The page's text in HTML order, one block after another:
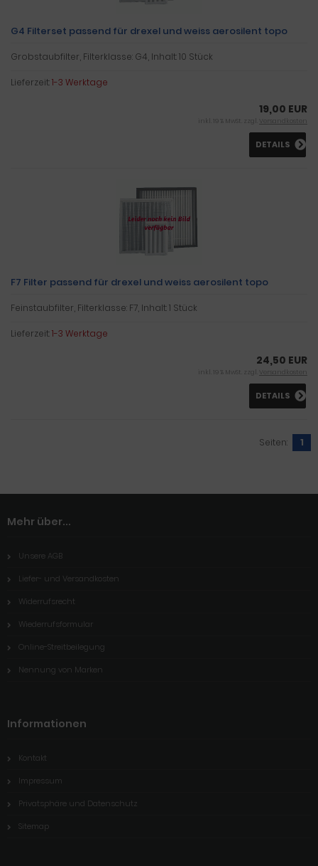
G4 Filterset passend für drexel und weiss aerosilent topo
Grobstaubfilter, Filterklasse: G4, Inhalt: 10 Stück
Lieferzeit:1-3 Werktage
19,00 EUR
inkl. 19 % MwSt. zzgl. Versandkosten
DETAILS
F7 Filter passend für drexel und weiss aerosilent topo
Feinstaubfilter, Filterklasse: F7, Inhalt: 1 Stück
Lieferzeit:1-3 Werktage
24,50 EUR
inkl. 19 % MwSt. zzgl. Versandkosten
DETAILS
Seiten: 1
Mehr über...
Unsere AGB
Liefer- und Versandkosten
Widerrufsrecht
Wiederrufsformular
Online-Streitbeilegung
Nennung von Marken
Informationen
Kontakt
Impressum
Privatsphäre und Datenschutz
Sitemap